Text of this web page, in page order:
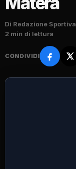
Di Redazione Sportiva
2 min di lettura
CONDIVIDI